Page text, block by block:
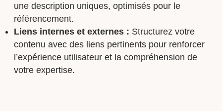
une description uniques, optimisés pour le
référencement.
Liens internes et externes : Structurez votre
contenu avec des liens pertinents pour renforcer
l’expérience utilisateur et la compréhension de
votre expertise.